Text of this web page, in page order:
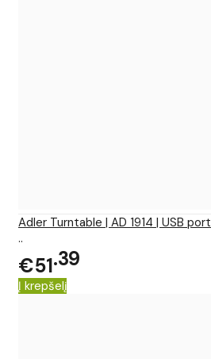
Adler Turntable | AD 1914 | USB port
..
€51 39
Į krepšelį